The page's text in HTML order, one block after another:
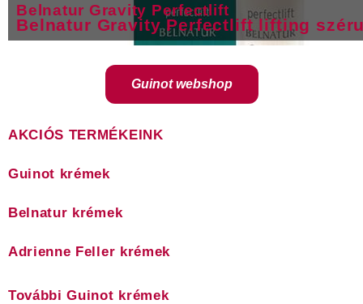
Belnatur Gravity Perfectlift
Belnatur Gravity Perfectlift lifting
Guinot webshop
AKCIÓS TERMÉKEINK
Guinot krémek
Belnatur krémek
Adrienne Feller krémek
További Guinot krémek